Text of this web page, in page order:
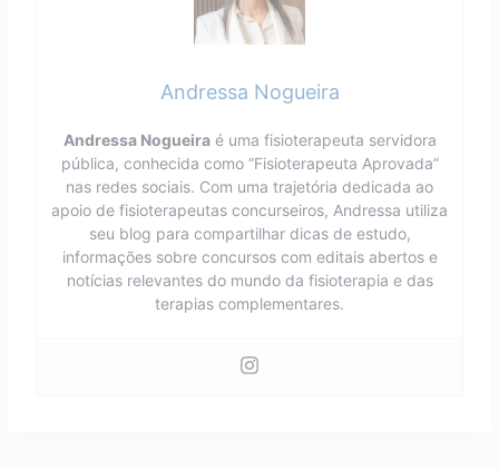
Andressa Nogueira
Andressa Nogueiraé uma fisioterapeuta servidora
pública, conhecida como “Fisioterapeuta Aprovada”
nas redes sociais. Com uma trajetória dedicada ao
apoio de fisioterapeutas concurseiros, Andressa utiliza
seu blog para compartilhar dicas de estudo,
informações sobre concursos com editais abertos e
notícias relevantes do mundo da fisioterapia e das
terapias complementares.